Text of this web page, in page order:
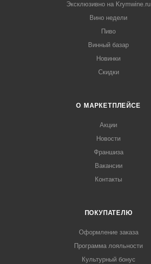
Эксклюзивно на Krymwine.ru
Вино недели
Пиво
Винный базар
Новинки
Скидки
О МАРКЕТПЛЕЙСЕ
Акции
Новости
Франшиза
Вакансии
Контакты
ПОКУПАТЕЛЮ
Оформление заказа
Программа лояльности
Культурный бонус